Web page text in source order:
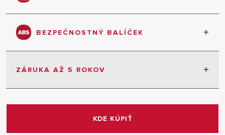
Udržuje privádzanú studenú vodu v spodnej časti
nádrže na zaistenie obmedzeného zmiešania s
akumulovanou teplou vodou
BEZPEČNOSTNÝ BALÍČEK
Sada funkcií zachovávajúcich dobré fungovanie
odstavenia vody
ZÁRUKA AŽ 5 ROKOV
2 roky záruka bez obmedzenia
Podmienka: Servisná prehliadka každé 2 roky
KDE KÚPIŤ